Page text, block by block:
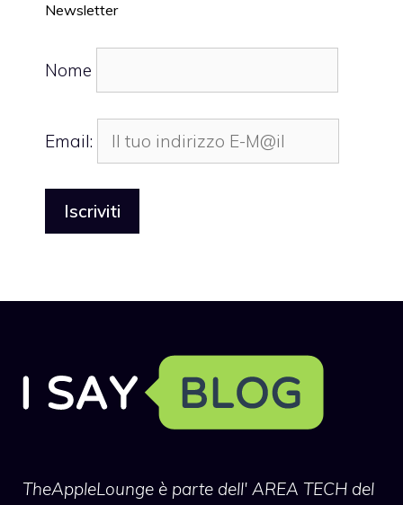
Newsletter
Nome
Email:
TheAppleLounge è parte dell' AREA TECH del